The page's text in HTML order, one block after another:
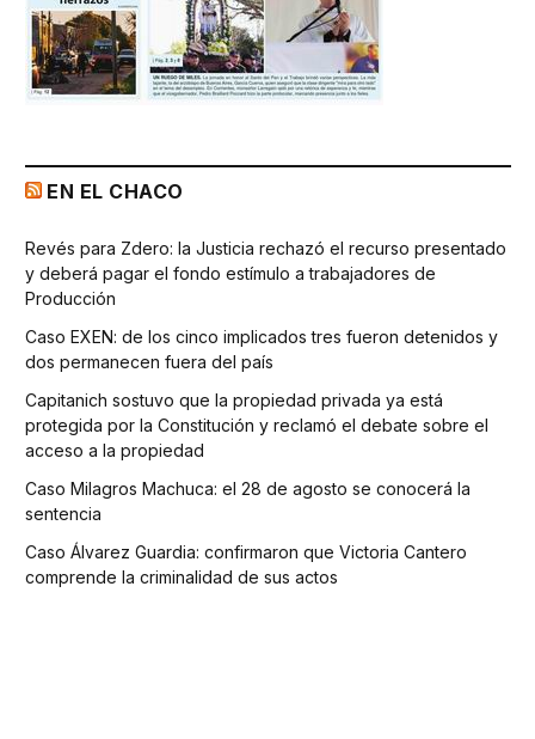
EN EL CHACO
Revés para Zdero: la Justicia rechazó el recurso presentado
y deberá pagar el fondo estímulo a trabajadores de
Producción
Caso EXEN: de los cinco implicados tres fueron detenidos y
dos permanecen fuera del país
Capitanich sostuvo que la propiedad privada ya está
protegida por la Constitución y reclamó el debate sobre el
acceso a la propiedad
Caso Milagros Machuca: el 28 de agosto se conocerá la
sentencia
Caso Álvarez Guardia: confirmaron que Victoria Cantero
comprende la criminalidad de sus actos